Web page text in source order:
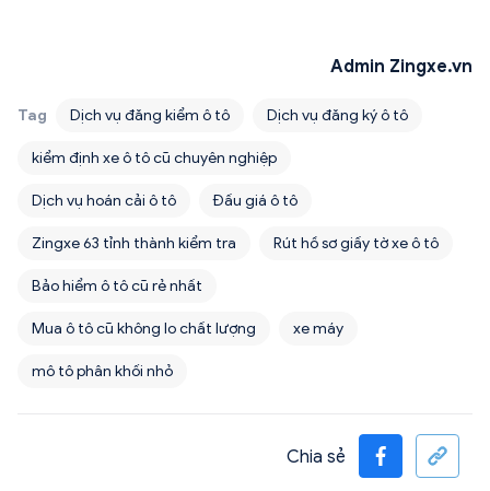
Admin Zingxe.vn
Tag Dịch vụ đăng kiểm ô tô Dịch vụ đăng ký ô tô
kiểm định xe ô tô cũ chuyên nghiệp
Dịch vụ hoán cải ô tô Đấu giá ô tô
Zingxe 63 tỉnh thành kiểm tra Rút hồ sơ giấy tờ xe ô tô
Bảo hiểm ô tô cũ rẻ nhất
Mua ô tô cũ không lo chất lượng xe máy
mô tô phân khối nhỏ
Chia sẻ